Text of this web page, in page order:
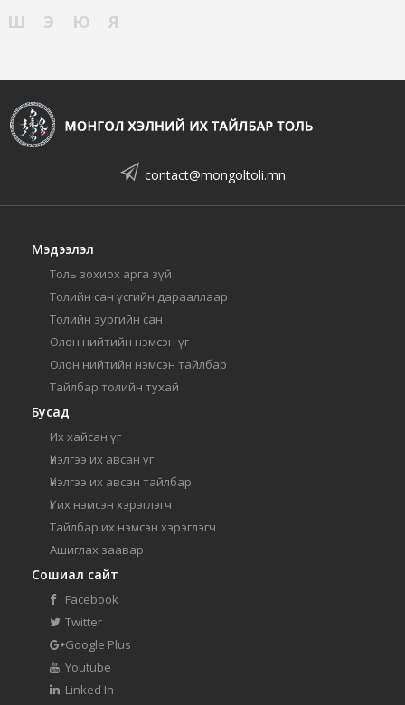
Ш
Э Ю Я
contact@mongoltoli.mn
Мэдээлэл
Толь зохиох арга зүй
Толийн сан үсгийн дарааллаар
Толийн зургийн сан
Олон нийтийн нэмсэн үг
Олон нийтийн нэмсэн тайлбар
Тайлбар толийн тухай
Бусад
Их хайсан үг
Үнэлгээ их авсан үг
Үнэлгээ их авсан тайлбар
Үг их нэмсэн хэрэглэгч
Тайлбар их нэмсэн хэрэглэгч
Ашиглах заавар
Сошиал сайт
Facebook
Twitter
Google Plus
Youtube
Linked In